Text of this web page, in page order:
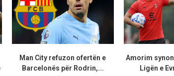
Man City refuzon ofertën e
Barcelonës për Rodrin,...
Amorim
Ligën e